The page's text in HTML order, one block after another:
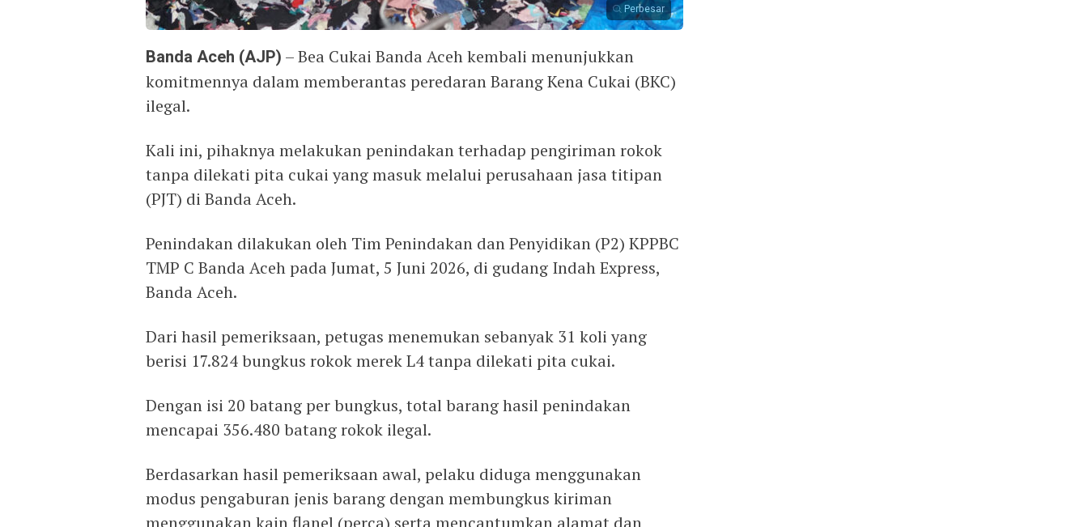
Perbesar
Banda Aceh (AJP) – Bea Cukai Banda Aceh kembali menunjukkan
komitmennya dalam memberantas peredaran Barang Kena Cukai (BKC)
ilegal.
Kali ini, pihaknya melakukan penindakan terhadap pengiriman rokok
tanpa dilekati pita cukai yang masuk melalui perusahaan jasa titipan
(PJT) di Banda Aceh.
Penindakan dilakukan oleh Tim Penindakan dan Penyidikan (P2) KPPBC
TMP C Banda Aceh pada Jumat, 5 Juni 2026, di gudang Indah Express,
Banda Aceh.
Dari hasil pemeriksaan, petugas menemukan sebanyak 31 koli yang
berisi 17.824 bungkus rokok merek L4 tanpa dilekati pita cukai.
Dengan isi 20 batang per bungkus, total barang hasil penindakan
mencapai 356.480 batang rokok ilegal.
Berdasarkan hasil pemeriksaan awal, pelaku diduga menggunakan
modus pengaburan jenis barang dengan membungkus kiriman
menggunakan kain flanel (perca) serta mencantumkan alamat dan